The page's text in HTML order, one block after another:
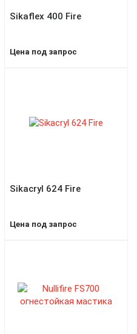
Sikaflex 400 Fire
Цена под запрос
Sikacryl 624 Fire
Цена под запрос